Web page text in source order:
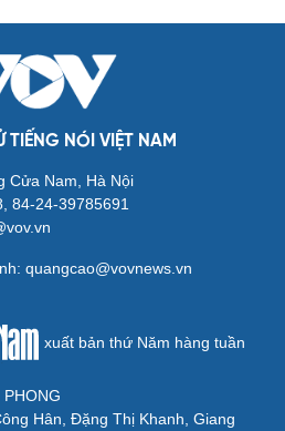
TIẾNG NÓI VIỆT NAM
Cửa Nam, Hà Nội
84-24-39785691
quangcao@vovnews.vn
xuất bản thứ Năm hàng tuần
Hân, Đặng Thị Khanh, Giang